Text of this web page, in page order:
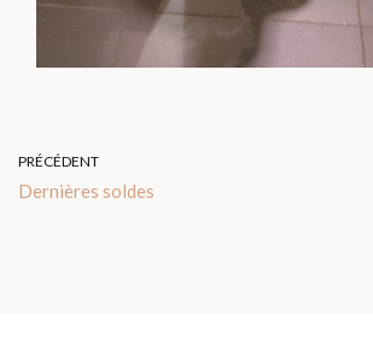
PRÉCÉDENT
Dernières soldes